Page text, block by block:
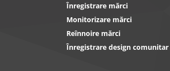
Înregistrare mărci
Monitorizare mărci
Reînnoire mărci
Înregistrare design comunitar